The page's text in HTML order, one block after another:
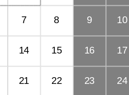
7 8 9 10
14 15 16 17
21 22 23 24